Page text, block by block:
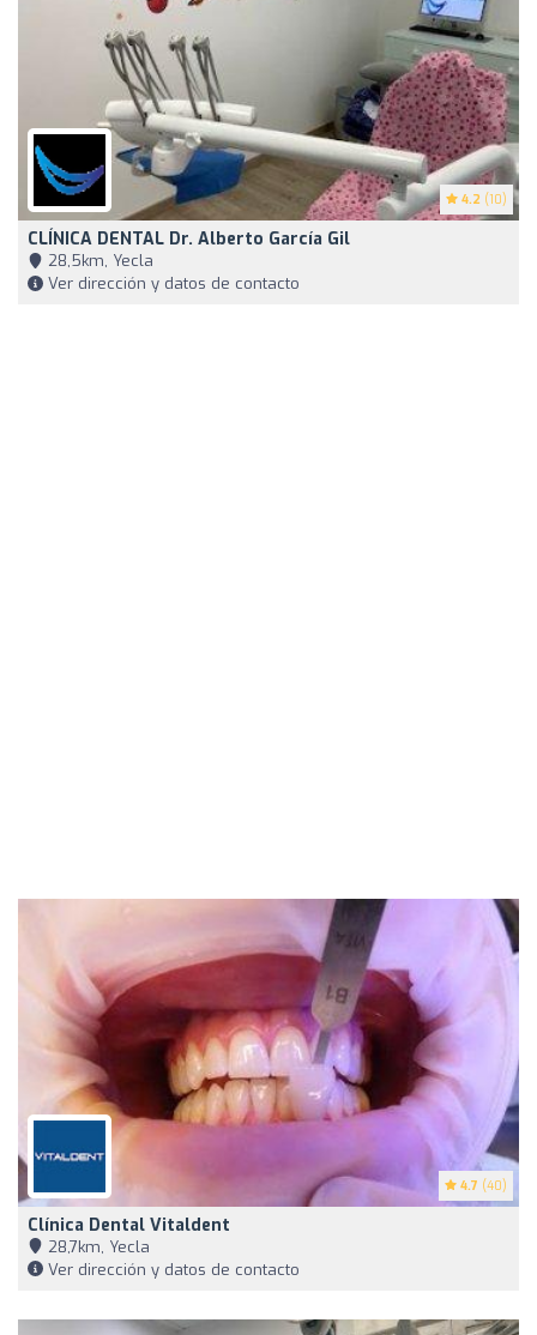
4.2 (10)
CLÍNICA DENTAL Dr. Alberto García Gil
28,5km, Yecla
Ver dirección y datos de contacto
4.7 (40)
Clínica Dental Vitaldent
28,7km, Yecla
Ver dirección y datos de contacto